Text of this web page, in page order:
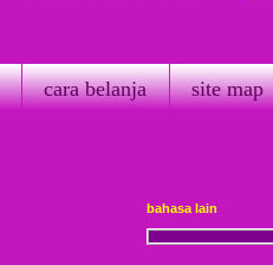
cara belanja site map
bahasa lain